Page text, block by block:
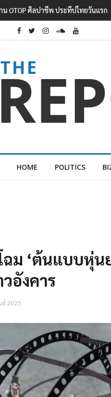
รครึ่งปีแรกโต 6.5% กวาดรายได้
เซนส์ ‘กุชชี่’ 50 ปี พร้อมส่ง 4 แบรนด์
HOME POLITICS
ม ‘ต้นแบบหุ่น
อังคาร
ธ์ 2025